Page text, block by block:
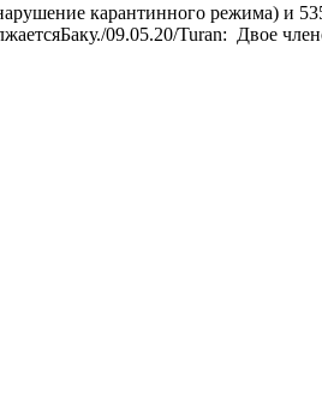
карантинного режима) и
09.05.20/Turan: Двое